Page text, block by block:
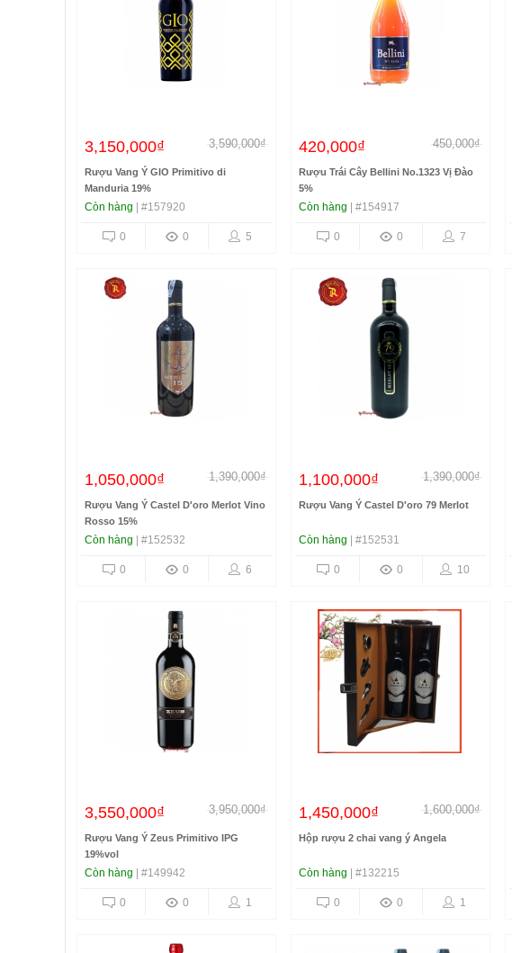
3,150,000₫ 3,590,000₫
Rượu Vang Ý GIO Primitivo di
Manduria 19%
Còn hàng | #157920
5
0
0
420,000₫ 450,000₫
Rượu Trái Cây Bellini No.1323 Vị Đào
5%
Còn hàng | #154917
7
0
0
1,050,000₫ 1,390,000₫
Rượu Vang Ý Castel D'oro Merlot Vino
Rosso 15%
Còn hàng | #152532
6
0
0
1,100,000₫ 1,390,000₫
Rượu Vang Ý Castel D'oro 79 Merlot
Còn hàng | #152531
10
0
0
3,550,000₫ 3,950,000₫
Rượu Vang Ý Zeus Primitivo IPG
19%vol
Còn hàng | #149942
1
0
0
1,450,000₫ 1,600,000₫
Hộp rượu 2 chai vang ý Angela
Còn hàng | #132215
1
0
0